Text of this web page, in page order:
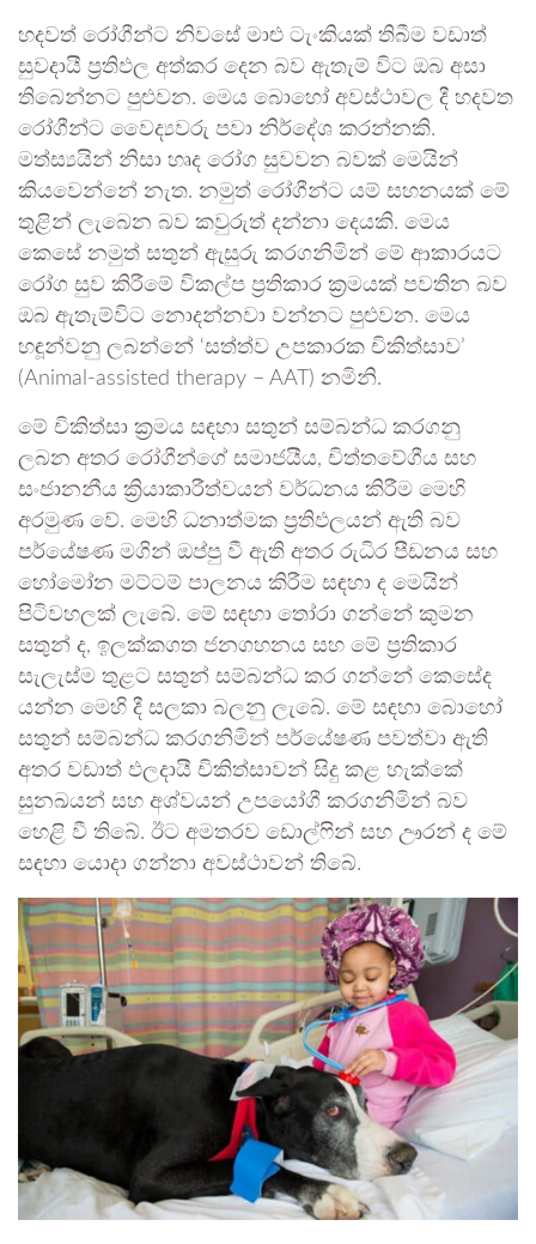
හදවත් රෝගීන්ට නිවසේ මාළු ටැංකියක් තිබීම වඩාත්
සුවදායී ප්‍රතිඵල අත්කර දෙන බව ඇතැම් විට ඔබ අසා
තිබෙන්නට පුළුවන. මෙය බොහෝ අවස්ථාවල දී හදවත
රෝගීන්ට වෛද්‍යවරු පවා නිර්දේශ කරන්නකි.
මත්ස්‍යයින් නිසා හෘද රෝග සුවවන බවක් මෙයින්
කියවෙන්නේ නැත. නමුත් රෝගීන්ට යම් සහනයක් මේ
තුළින් ලැබෙන බව කවුරුත් දන්නා දෙයකි. මෙය
කෙසේ නමුත් සතුන් ඇසුරු කරගනිමින් මේ ආකාරයට
රෝග සුව කිරීමේ විකල්ප ප්‍රතිකාර ක්‍රමයක් පවතින බව
ඔබ ඇතැම්විට නොදන්නවා වන්නට පුළුවන. මෙය
හඳූන්වනු ලබන්නේ ‘සත්ත්ව උපකාරක චිකිත්සාව’
(Animal-assisted therapy – AAT) නමිනි.
මේ චිකිත්සා ක්‍රමය සඳහා සතුන් සම්බන්ධ කරගනු
ලබන අතර රෝගීන්ගේ සමාජයීය, චිත්තවේගීය සහ
සංජානනීය ක්‍රියාකාරීත්වයන් වර්ධනය කිරීම මෙහි
අරමුණ වේ. මෙහි ධනාත්මක ප්‍රතිඵලයන් ඇති බව
පර්යේෂණ මගින් ඔප්පු වී ඇති අතර රුධිර පීඩනය සහ
හෝමෝන මට්ටම් පාලනය කිරීම සඳහා ද මෙයින්
පිටිවහලක් ලැබේ. මේ සඳහා තෝරා ගන්නේ කුමන
සතුන් ද, ඉලක්කගත ජනගහනය සහ මේ ප්‍රතිකාර
සැලැස්ම තුළට සතුන් සම්බන්ධ කර ගන්නේ කෙසේද
යන්න මෙහි දී සලකා බලනු ලැබේ. මේ සඳහා බොහෝ
සතුන් සම්බන්ධ කරගනිමින් පර්යේෂණ පවත්වා ඇති
අතර වඩාත් ඵලදායී චිකිත්සාවන් සිදු කළ හැක්කේ
සුනඛයන් සහ අශ්වයන් උපයෝගී කරගනිමින් බව
හෙළි වී තිබේ. ඊට අමතරව ඩොල්ෆින් සහ ඌරන් ද මේ
සඳහා යොදා ගන්නා අවස්ථාවන් තිබේ.